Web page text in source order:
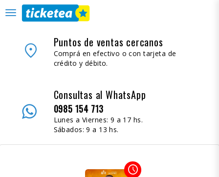
desplegar
navegación
place Puntos de ventas cercanos
Comprá en efectivo o con tarjeta de
crédito y débito.
Consultas al WhatsApp
0985 154 713
Lunes a Viernes: 9 a 17 hs.
Sábados: 9 a 13 hs.
access_time